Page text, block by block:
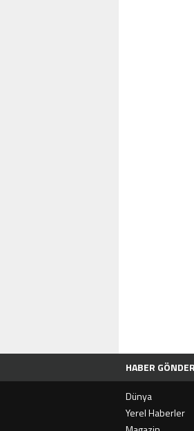
HABER GÖNDER
Dünya
Yerel Haberler